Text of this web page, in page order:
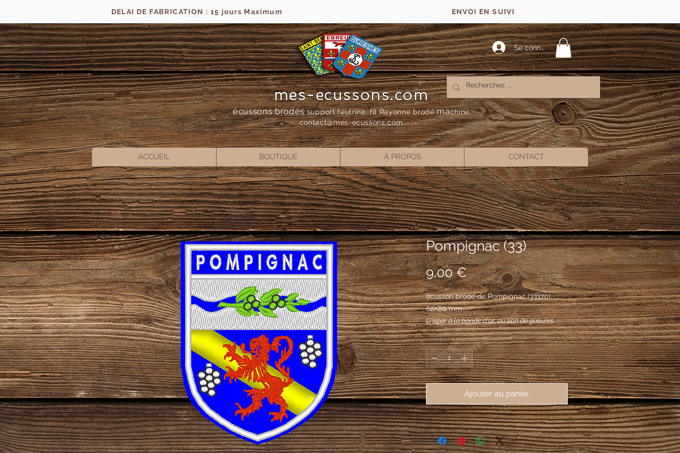
DELAI DE FABRICATION : 15 jours Maximum ENVOI EN SUIVI
Se connecter
mes-ecussons.com
écussons brodés support feutrine, fil Rayonne brodémachine
contact@mes-ecussons.com
ACCUEIL BOUTIQUE À PROPOS CONTACT
Pompignac (33)
9,00 €Prix
écusson brodé de Pompignac (33370),
62X80 mm
D'azur à la bande d'or, au lion de gueules
brochant et accompagné de deux grappes de
raisin d'argent; au chef d'argent chargé d'une
fasce ondée d'azur et à la branche de laurier
de sinople brochant en fasce.
Quantité *
Ajouter au panier